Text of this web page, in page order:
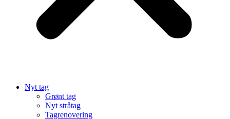
Nyt tag
Grønt tag
Nyt stråtag
Tagrenovering